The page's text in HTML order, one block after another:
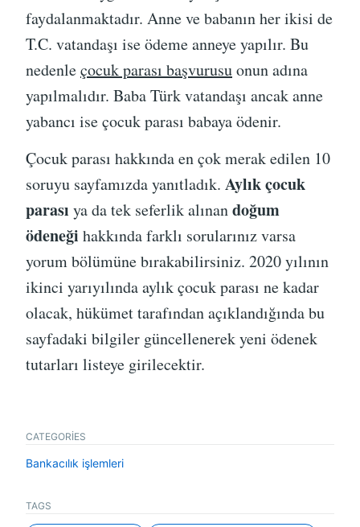
faydalanmaktadır. Anne ve babanın her ikisi de
T.C. vatandaşı ise ödeme anneye yapılır. Bu
nedenleçocuk parası başvurusuonun adına
yapılmalıdır. Baba Türk vatandaşı ancak anne
yabancı ise çocuk parası babaya ödenir.
Çocuk parası hakkında en çok merak edilen 10
soruyu sayfamızda yanıtladık. Aylık çocuk
parası ya da tek seferlik alınandoğum
ödeneği hakkında farklı sorularınız varsa
yorum bölümüne bırakabilirsiniz. 2020 yılının
ikinci yarıyılında aylık çocuk parası ne kadar
olacak, hükümet tarafından açıklandığında bu
sayfadaki bilgiler güncellenerek yeni ödenek
tutarları listeye girilecektir.
CATEGORIES
Bankacılık işlemleri
TAGS